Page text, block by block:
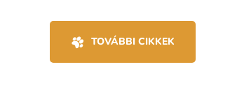
TOVÁBBI CIKKEK